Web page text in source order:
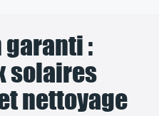
:
solaires
nettoyage